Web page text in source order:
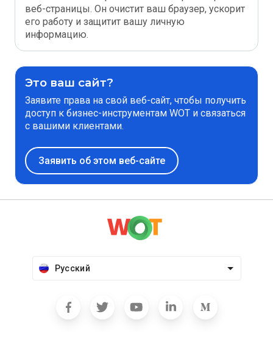
веб-страницы. Он очистит ваш браузер, ускорит
его работу и защитит вашу личную
информацию.
Это ваш сайт?
Заявите права на свой веб-сайт, чтобы получить
доступ к бизнес-инструментам WOT и связаться
с вашими клиентами.
Заявить об этом веб-сайте
Русский